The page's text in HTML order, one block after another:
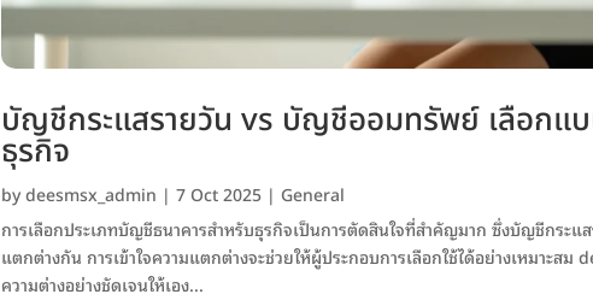
บัญชีกระแสรายวัน vs บัญชีออมทรัพย์ เลือกแบ
ธุรกิจ
bydeesmsx_admin | 7 Oct 2025| General
การเลือกประเภทบัญชีธนาคารสำหรับธุรกิจเป็นการตัดสินใจที่สำคัญมาก ซึ่งบัญชีกระ
แตกต่างกัน การเข้าใจความแตกต่างจะช่วยให้ผู้ประกอบการเลือกใช้ได้อย่างเหมาะสม
ความต่างอย่างชัดเจนให้เอง...